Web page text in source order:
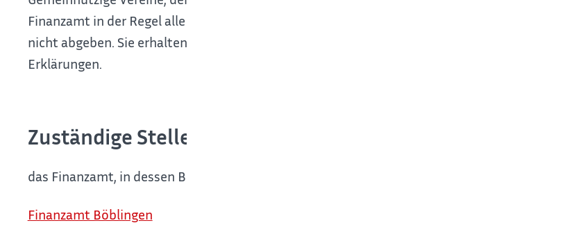
Finanzamt in der Regel alle drei Jahre
nicht abgeben. Sie erhalten stattdessen
Erklärungen.
Zuständige Stelle
das Finanzamt, in dessen Bezirk der Verein seinen Sitz hat
Finanzamt Böblingen